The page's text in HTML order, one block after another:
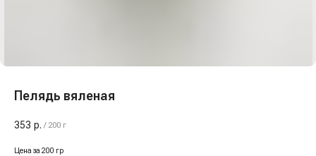
Пелядь вяленая
353 р. / 200 г
Цена за 200 гр